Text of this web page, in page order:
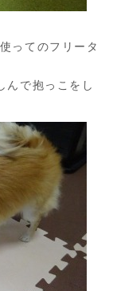
ってのフリータ
んで抱っこをし